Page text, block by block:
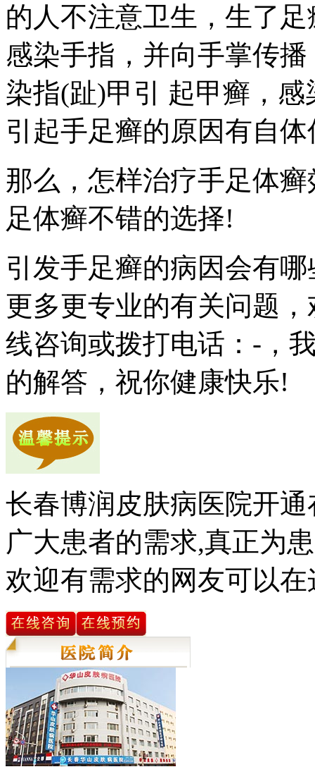
的人不注意卫生，生了
感染手指，并向手掌传
染指(趾)甲引 起甲癣，
引起手足癣的原因有自
那么，怎样治疗手足体
足体癣不错的选择!
引发手足癣的病因会有
更多更专业的有关问题
线咨询或拨打电话：-，
的解答，祝你健康快乐!
长春博润皮肤病医院开
广大患者的需求,真正为
欢迎有需求的网友可以